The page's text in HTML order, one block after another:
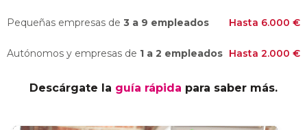
Pequeñas empresas de 3 a 9 empleados Hasta 6.000 €
Autónomos y empresas de 1 a 2 empleados Hasta 2.000 €
Descárgate la guía rápida para saber más.